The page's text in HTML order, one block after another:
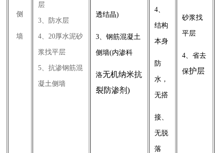
侧
墙
层
3、防水层
4、20厚水泥砂
浆找平层
5、抗渗钢筋混
凝土侧墙
透结晶)
3、钢筋混凝土
侧墙(内渗科
洛无机纳米抗
裂防渗剂)
4、
结构
本身
防
水，
无搭
接、
无脱
落
砂浆找
平层
4、省去
保护层